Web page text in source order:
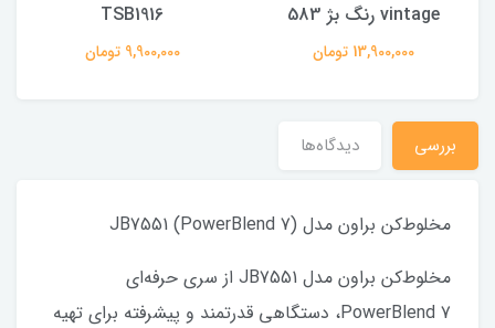
vintage رنگ بژ 583
13,900,000 تومان
TSB1916
9,900,000 تومان
بررسی دیدگاه‌ها
مخلوط‌کن براون مدل JB7551 (PowerBlend 7)
مخلوط‌کن براون مدل JB7551 از سری حرفه‌ای
PowerBlend 7، دستگاهی قدرتمند و پیشرفته برای تهیه